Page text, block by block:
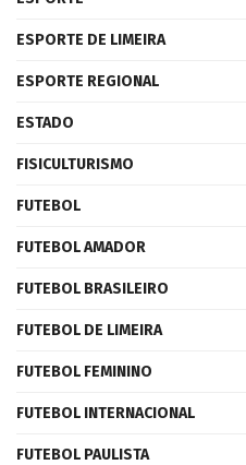
ESPORTE DE LIMEIRA
ESPORTE REGIONAL
ESTADO
FISICULTURISMO
FUTEBOL
FUTEBOL AMADOR
FUTEBOL BRASILEIRO
FUTEBOL DE LIMEIRA
FUTEBOL FEMININO
FUTEBOL INTERNACIONAL
FUTEBOL PAULISTA